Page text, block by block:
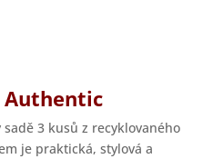
Authentic
sadě 3 kusů z recyklovaného
je praktická, stylová a